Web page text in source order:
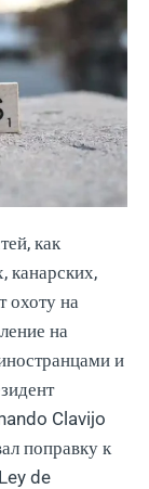
как
канарских,
охоту на
на
и
Clavijo
поправку к
de